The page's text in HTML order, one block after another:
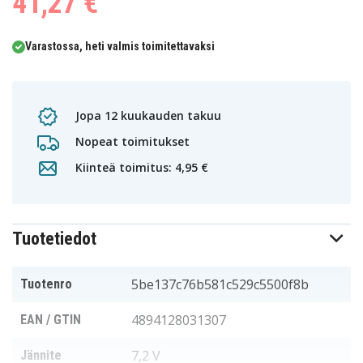
Varastossa, heti valmis toimitettavaksi
Jopa 12 kuukauden takuu
Nopeat toimitukset
Kiinteä toimitus: 4,95 €
Tuotetiedot
Tuotenro 5be137c76b581c529c5500f8b
EAN / GTIN 4894128031307
Jännite 7,2 V